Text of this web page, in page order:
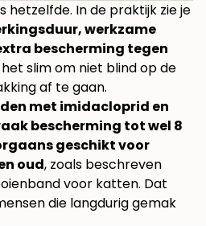
hetzelfde. In de praktijk zie je
werkzame
bescherming tegen
slim om niet blind op de
af te gaan.
met imidacloprid en
bescherming tot wel 8
geschikt voor
oud, zoals beschreven
voor katten. Dat
die langdurig gemak